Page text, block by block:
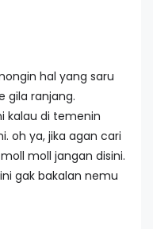
hal yang saru
gila ranjang.
kalau di temenin
oh ya, jika agan cari
moll jangan disini.
gak bakalan nemu